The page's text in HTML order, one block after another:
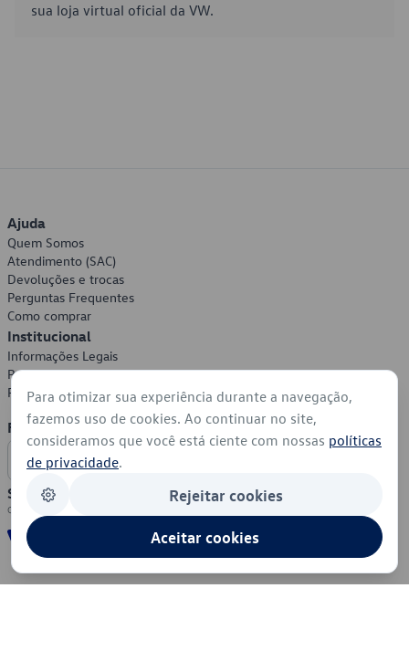
sua loja virtual oficial da VW.
Ajuda
Quem Somos
Atendimento (SAC)
Devoluções e trocas
Perguntas Frequentes
Como comprar
Institucional
Informações Legais
Política de Privacidade
Política de Cookies
Formas de Pagamento
Segurança
Para otimizar sua experiência durante a navegação,
fazemos uso de cookies. Ao continuar no site,
consideramos que você está ciente com nossas políticas
de privacidade.
Rejeitar cookies
Aceitar cookies